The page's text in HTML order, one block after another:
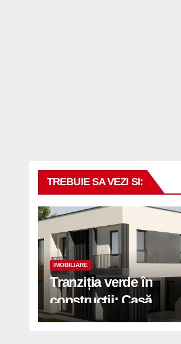
TREBUIE SA VEZI SI:
IMOBILIARE
Tranziția verde în
construcții: Casă
modernă cu structură